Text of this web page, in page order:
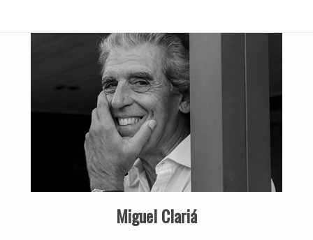
Miguel Clariá